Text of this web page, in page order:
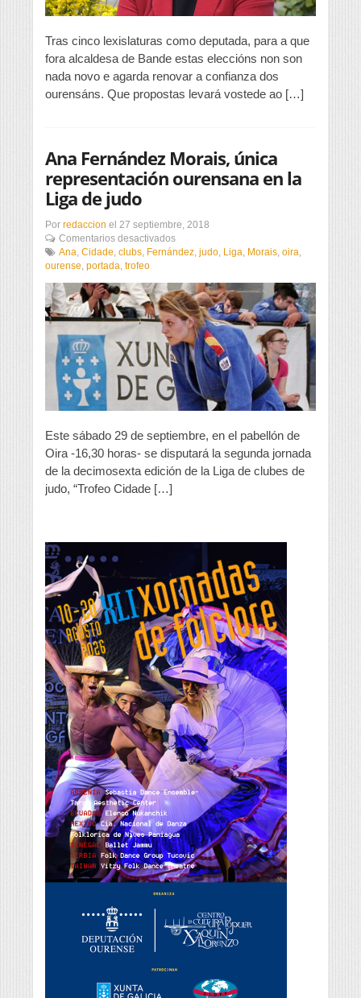
Tras cinco lexislaturas como deputada, para a que
fora alcaldesa de Bande estas eleccións non son
nada novo e agarda renovar a confianza dos
ourensáns. Que propostas levará vostede ao […]
Ana Fernández Morais, única
representación ourensana en la
Liga de judo
Por redaccion el 27 septiembre, 2018
Comentarios desactivadosen
Ana
única
representación
ourensana
en
la
Liga
de
judo
Ana, Cidade, clubs, Fernández, judo, Liga, Morais, oira,
ourense, portada, trofeo
Este sábado 29 de septiembre, en el pabellón de
Oira -16,30 horas- se disputará la segunda jornada
de la decimosexta edición de la Liga de clubes de
judo, “Trofeo Cidade […]